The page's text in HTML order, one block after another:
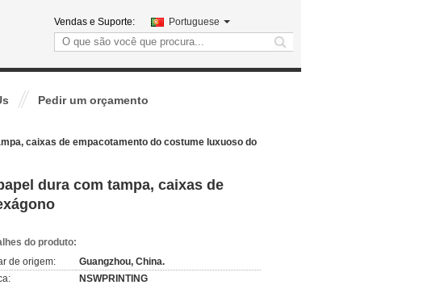
Vendas e Suporte: Portuguese
search
Pedir um orçamento
caixas de empacotamento do costume luxuoso do
dura com tampa, caixas de
do produto:
de origem:
Guangzhou, China.
NSWPRINTING